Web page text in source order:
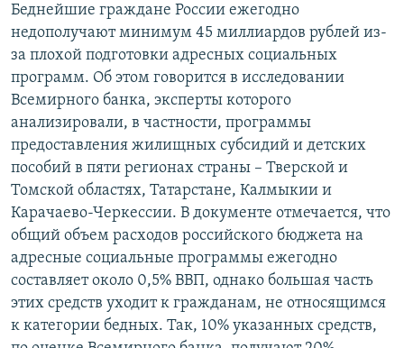
поиску
СЕВЕР.РЕАЛИИ
СИБИРЬ.РЕАЛИИ
РАСПИСАНИЕ ВЕЩАНИЯ
ПОДПИШИТЕСЬ НА РАССЫЛКУ
СОЦИАЛЬНЫЕ СЕТИ
Все сайты РСЕ/РС
Беднейшие граждане России ежегодно
недополучают минимум 45 миллиардов рублей из-
за плохой подготовки адресных социальных
программ. Об этом говорится в исследовании
Всемирного банка, эксперты которого
анализировали, в частности, программы
предоставления жилищных субсидий и детских
пособий в пяти регионах страны – Тверской и
Томской областях, Татарстане, Калмыкии и
Карачаево-Черкессии. В документе отмечается, что
общий объем расходов российского бюджета на
адресные социальные программы ежегодно
составляет около 0,5% ВВП, однако большая часть
этих средств уходит к гражданам, не относящимся
к категории бедных. Так, 10% указанных средств,